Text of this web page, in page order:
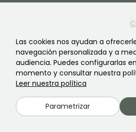
Las cookies nos ayudan a
navegación personalizada y a
audiencia. Puedes configurarlas
momento y consultar nuestra
Leer nuestra política
Parametrizar
PROMESSE DE FLEURS
Nuestra historia
Nuestras plantas
Nuestros compromisos
Nuestros valores
Plantfit